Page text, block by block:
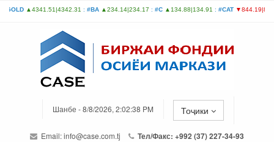
Шанбе - 8/8/2026, 2:02:38 PM Тоҷики
Email:info@case.com.tj
Тел/Факс: +992 (37) 227-34-93